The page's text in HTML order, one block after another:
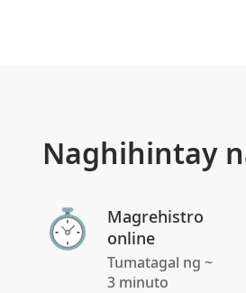
Naghihintay
Magrehistro
online
Tumatagal ng ~
3 minuto